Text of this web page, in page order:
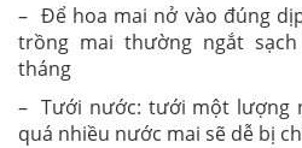
– Để hoa mai nở vào đúng
trồng mai thường ngắt
tháng
– Tưới nước: tưới một lượng
quá nhiều nước mai sẽ dễ bị